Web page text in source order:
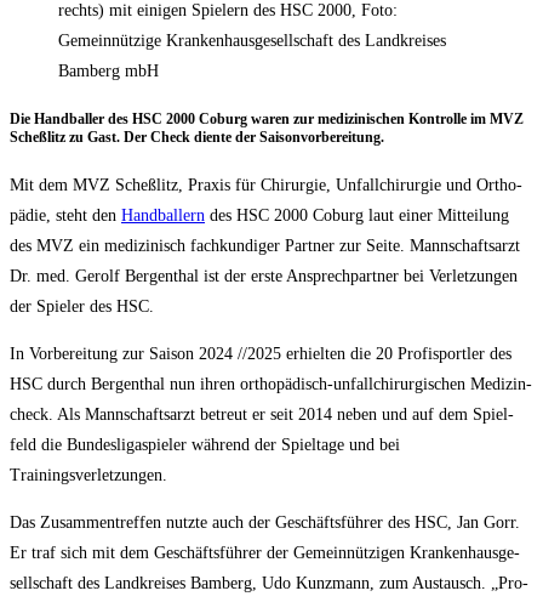
rechts) mit einigen Spielern des HSC 2000, Foto:
Gemeinnützige Krankenhausgesellschaft des Landkreises
Bamberg mbH
Die Hand­bal­ler des HSC 2000 Coburg waren zur medi­zi­ni­schen Kon­trol­le im MVZ
Scheß­litz zu Gast. Der Check dien­te der Saisonvorbereitung.
Mit dem MVZ Scheß­litz, Pra­xis für Chir­ur­gie, Unfall­chir­ur­gie und Ortho­
pä­die, steht den Hand­bal­lern des HSC 2000 Coburg laut einer Mit­tei­lung
des MVZ ein medi­zi­nisch fach­kun­di­ger Part­ner zur Sei­te. Mann­schafts­arzt
Dr. med. Gerolf Berg­enthal ist der ers­te Ansprech­part­ner bei Ver­let­zun­gen
der Spie­ler des HSC.
In Vor­be­rei­tung zur Sai­son 2024 /​/​2025 erhiel­ten die 20 Pro­fi­sport­ler des
HSC durch Berg­enthal nun ihren ortho­pä­disch-unfall­chir­ur­gi­schen Medi­zin­
check. Als Mann­schafts­arzt betreut er seit 2014 neben und auf dem Spiel­
feld die Bun­des­li­ga­spie­ler wäh­rend der Spiel­ta­ge und bei
Trainingsverletzungen.
Das Zusam­men­tref­fen nutz­te auch der Geschäfts­füh­rer des HSC, Jan Gorr.
Er traf sich mit dem Geschäfts­füh­rer der Gemein­nüt­zi­gen Kran­ken­haus­ge­
sell­schaft des Land­krei­ses Bam­berg, Udo Kunz­mann, zum Aus­tausch. „Pro­